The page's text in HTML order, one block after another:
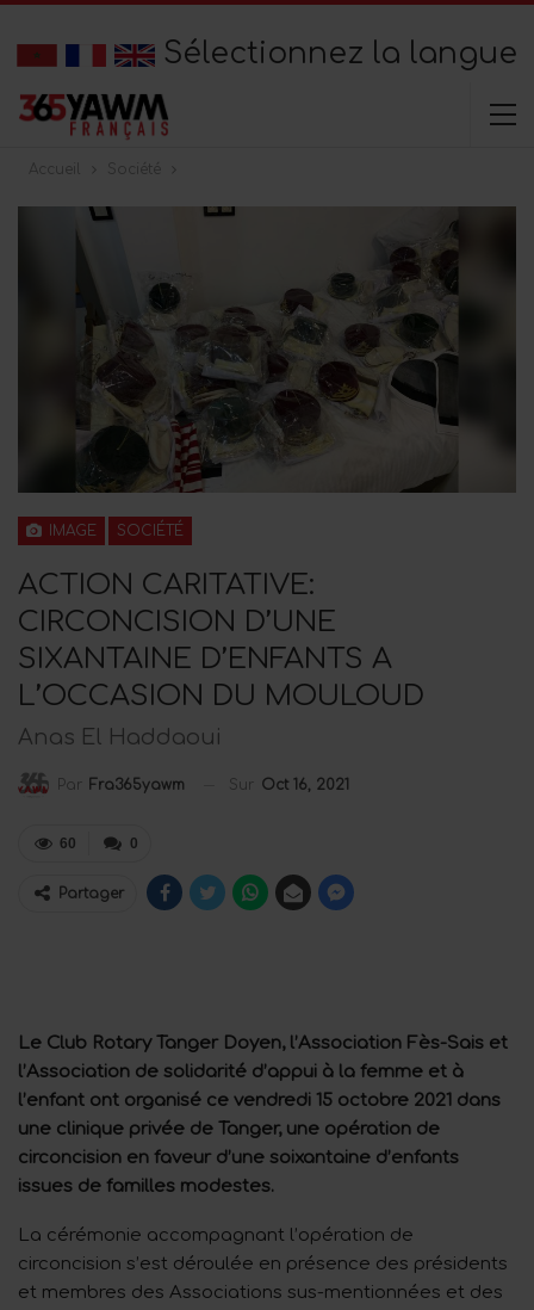
Sélectionnez la langue
Accueil Société
IMAGE SOCIÉTÉ
ACTION CARITATIVE:
CIRCONCISION D’UNE
SIXANTAINE D’ENFANTS A
L’OCCASION DU MOULOUD
Anas El Haddaoui
Par Fra365yawm Sur Oct 16, 2021
0
60
Partager
Le Club Rotary Tanger Doyen, l’Association Fès-Sais et
l’Association de solidarité d’appui à la femme et à
l’enfant ont organisé ce vendredi 15 octobre 2021 dans
une clinique privée de Tanger, une opération de
circoncision en faveur d’une soixantaine d’enfants
issues de familles modestes.
La cérémonie accompagnant l’opération de
circoncision s’est déroulée en présence des présidents
et membres des Associations sus-mentionnées et des